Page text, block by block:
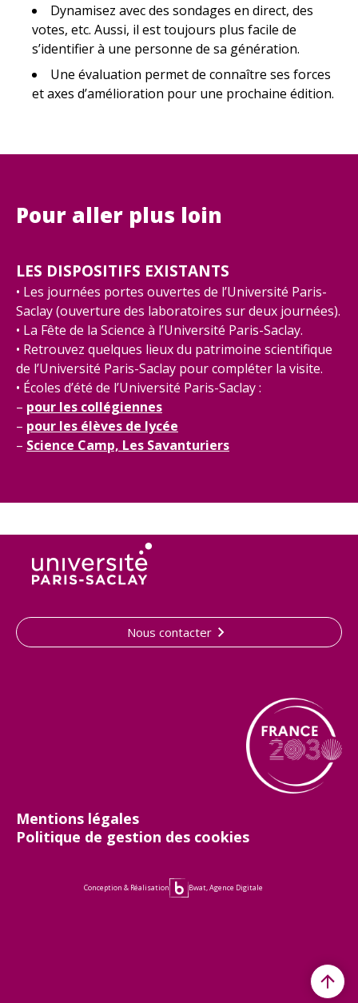
Dynamisez avec des sondages en direct, des
votes, etc. Aussi, il est toujours plus facile de
s’identifier à une personne de sa génération.
Une évaluation permet de connaître ses forces
et axes d’amélioration pour une prochaine édition.
Pour aller plus loin
LES DISPOSITIFS EXISTANTS
• Les journées portes ouvertes de l’Université Paris-
Saclay (ouverture des laboratoires sur deux journées).
• La Fête de la Science à l’Université Paris-Saclay.
• Retrouvez quelques lieux du patrimoine scientifique
de l’Université Paris-Saclay pour compléter la visite.
• Écoles d’été de l’Université Paris-Saclay :
– pour les collégiennes
– pour les élèves de lycée
– Science Camp, Les Savanturiers
Nous contacter
Mentions légales
Politique de gestion des cookies
Conception & Réalisation Bwat, Agence Digitale